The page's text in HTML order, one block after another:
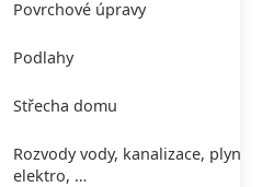
Povrchové úpravy
Podlahy
Střecha domu
Rozvody vody, kanalizace, plynu,
elektro, …